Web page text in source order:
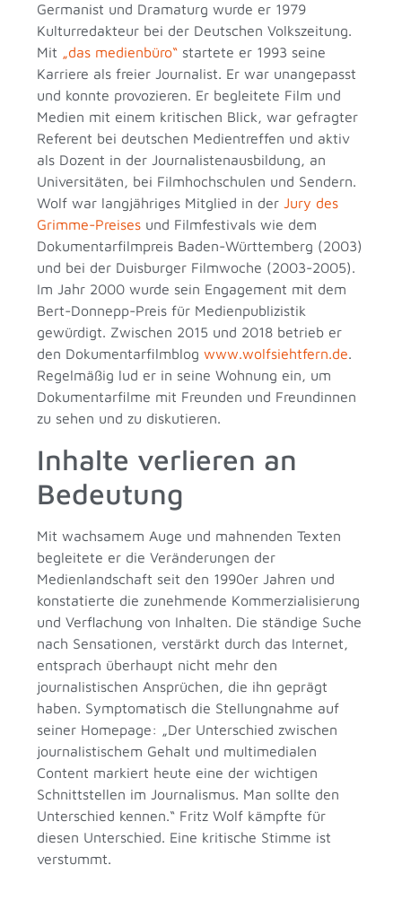
Germanist und Dramaturg wurde er 1979
Kulturredakteur bei der Deutschen Volkszeitung.
Mit „das medienbüro“ startete er 1993 seine
Karriere als freier Journalist. Er war unangepasst
und konnte provozieren. Er begleitete Film und
Medien mit einem kritischen Blick, war gefragter
Referent bei deutschen Medientreffen und aktiv
als Dozent in der Journalistenausbildung, an
Universitäten, bei Filmhochschulen und Sendern.
Wolf war langjähriges Mitglied in derJury des
Grimme-Preises und Filmfestivals wie dem
Dokumentarfilmpreis Baden-Württemberg (2003)
und bei der Duisburger Filmwoche (2003-2005).
Im Jahr 2000 wurde sein Engagement mit dem
Bert-Donnepp-Preis für Medienpublizistik
gewürdigt. Zwischen 2015 und 2018 betrieb er
den Dokumentarfilmblogwww.wolfsiehtfern.de.
Regelmäßig lud er in seine Wohnung ein, um
Dokumentarfilme mit Freunden und Freundinnen
zu sehen und zu diskutieren.
Inhalte verlieren an
Bedeutung
Mit wachsamem Auge und mahnenden Texten
begleitete er die Veränderungen der
Medienlandschaft seit den 1990er Jahren und
konstatierte die zunehmende Kommerzialisierung
und Verflachung von Inhalten. Die ständige Suche
nach Sensationen, verstärkt durch das Internet,
entsprach überhaupt nicht mehr den
journalistischen Ansprüchen, die ihn geprägt
haben. Symptomatisch die Stellungnahme auf
seiner Homepage: „Der Unterschied zwischen
journalistischem Gehalt und multimedialen
Content markiert heute eine der wichtigen
Schnittstellen im Journalismus. Man sollte den
Unterschied kennen.“ Fritz Wolf kämpfte für
diesen Unterschied. Eine kritische Stimme ist
verstummt.